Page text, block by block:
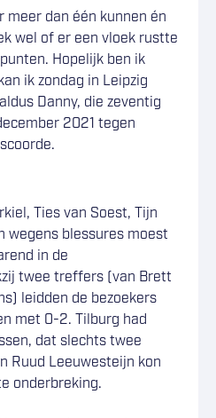
meer dan één kunnen én
wel of er een vloek rustte
Hopelijk ben ik
ik zondag in Leipzig
Danny, die zeventig
2021 tegen
Ties van Soest, Tijn
wegens blessures moest
in de
twee treffers (van Brett
leidden de bezoekers
met 0-2. Tilburg had
dat slechts twee
Ruud Leeuwesteijn kon
onderbreking.